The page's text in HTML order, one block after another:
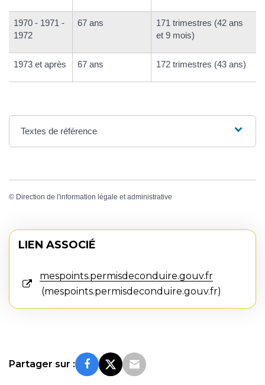
1970 - 1971 -
1972
67 ans
171 trimestres (42 ans
et 9 mois)
1973 et après 67 ans 172 trimestres (43 ans)
Textes de référence
© Direction de l'information légale et administrative
LIEN ASSOCIÉ
mespoints.permisdeconduire.gouv.fr
mespoints.permisdeconduire.gouv.fr
Partager sur :